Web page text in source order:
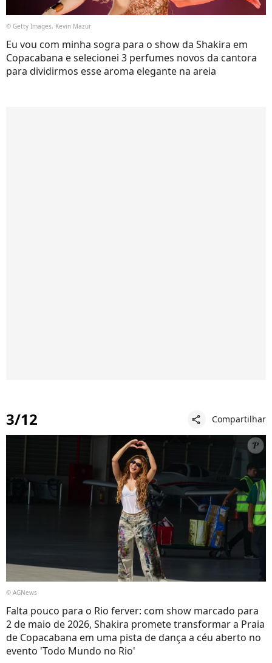
© Getty Images, Kevin Mazur
Eu vou com minha sogra para o show da Shakira em
Copacabana e selecionei 3 perfumes novos da cantora
para dividirmos esse aroma elegante na areia
3/12 share Compartilhar
© AGNews
Falta pouco para o Rio ferver: com show marcado para
2 de maio de 2026, Shakira promete transformar a Praia
de Copacabana em uma pista de dança a céu aberto no
evento 'Todo Mundo no Rio'